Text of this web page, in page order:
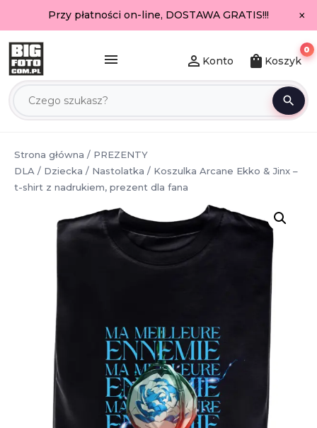
Przy płatności on-line, DOSTAWA GRATIS!!! ×
menu
search
person_outline Konto shopping_bag Koszyk
0
Strona główna / PREZENTY
DLA / Dziecka / Nastolatka / Koszulka Arcane Ekko & Jinx –
t-shirt z nadrukiem, prezent dla fana